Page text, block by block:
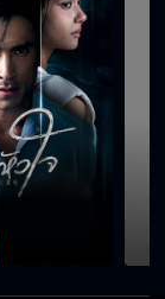
ว์ฝีมือสุดจึ้ง ร่วมแส
หญิงไทย ห่มสไบ
รับวันแม่
เปิดร้านเช่าชุดไทย